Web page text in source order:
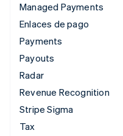
Managed Payments
Enlaces de pago
Payments
Payouts
Radar
Revenue Recognition
Stripe Sigma
Tax